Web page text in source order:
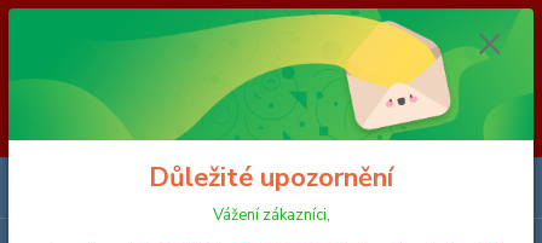
Vážení zákazníci, v termínu od 8. 8. 2026 do 23. 8. 2026 nebude z
důvodu čerpání dovolené probíhat expedice objednávek a bude omezen
provoz e-shopu HRACKYNABYTEK.CZ. Objednávky přijaté, nebo
uhrazené do čtvrtka 6. 8. 2026 budou expedovány v pátek 7. 8. 2026.
Objednávky přijaté, nebo uhrazené od pátku 7. 8. 2026 do neděle 23. 8.
2026 budou postupně expedovány od pondělí 24. 8. 2026. Děkujeme za
pochopení HRACKYNABYTEK.CZ
Důležité upozornění
Vážení zákazníci,